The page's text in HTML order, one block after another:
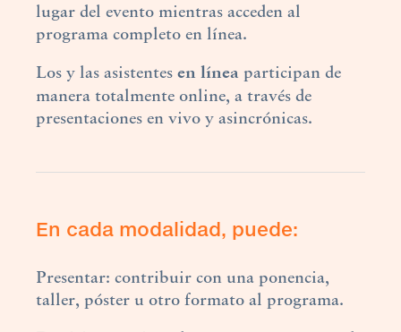
lugar del evento mientras acceden al
programa completo en línea.
Los y las asistentes en línea participan de
manera totalmente online, a través de
presentaciones en vivo y asincrónicas.
En cada modalidad, puede:
Presentar: contribuir con una ponencia,
taller, póster u otro formato al programa.